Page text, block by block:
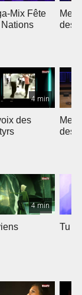
Mix Fête
des
4 min
des
des
4 min
Tu